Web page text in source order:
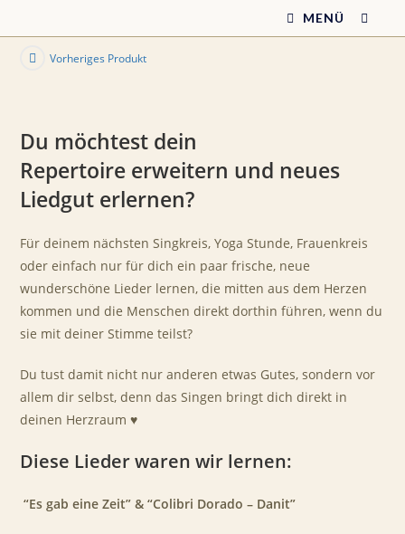
Inhalt
springen
MENÜ
Vorheriges Produkt
Du möchtest dein
Repertoire erweitern und neues
Liedgut erlernen?
Für deinem nächsten Singkreis, Yoga Stunde, Frauenkreis
oder einfach nur für dich ein paar frische, neue
wunderschöne Lieder lernen, die mitten aus dem Herzen
kommen und die Menschen direkt dorthin führen, wenn du
sie mit deiner Stimme teilst?
Du tust damit nicht nur anderen etwas Gutes, sondern vor
allem dir selbst, denn das Singen bringt dich direkt in
deinen Herzraum♥️
Diese Liederwaren wir lernen:
“Es gab eine Zeit” & “Colibri Dorado – Danit”